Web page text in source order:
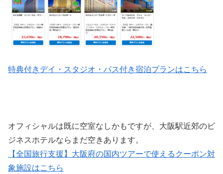
特典付きデイ・スタジオ・パス付き宿泊プランはこちら
オフィシャルは既に空室なしかもですが、大阪駅近郊のビ
ジネスホテルならまだ空きあります。
【全国旅行支援】大阪府の国内ツアーで使えるクーポン対
象施設はこちら